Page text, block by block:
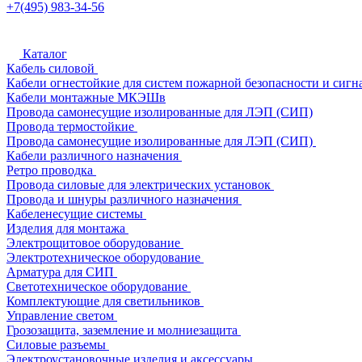
+7(495) 983-34-56
Каталог
Кабель силовой
Кабели огнестойкие для систем пожарной безопасности и
Кабели монтажные МКЭШв
Провода самонесущие изолированные для ЛЭП (СИП)
Провода термостойкие
Провода самонесущие изолированные для ЛЭП (СИП)
Кабели различного назначения
Ретро проводка
Провода силовые для электрических установок
Провода и шнуры различного назначения
Кабеленесущие системы
Изделия для монтажа
Электрощитовое оборудование
Электротехническое оборудование
Арматура для СИП
Светотехническое оборудование
Комплектующие для светильников
Управление светом
Грозозащита, заземление и молниезащита
Силовые разъемы
Электроустановочные изделия и аксессуары